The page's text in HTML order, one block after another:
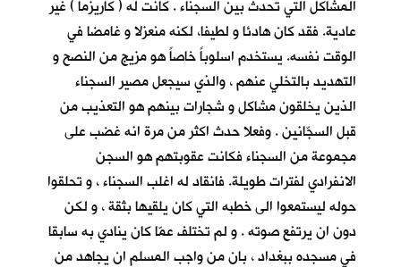
المشاكل التي تحدث بين السجناء . كانت له ( كاريزما ) غير
عادية. فقد كان هادئا و لطيفا، لكنه منعزلا و غامضا في
الوقت نفسه. يستخدم اسلوباً خاصاً هو مزيج من النصح و
التهديد بالتخلي عنهم ، والذي سيجعل مصير السجناء
الذين يخلقون مشاكل و شجارات بينهم هو التعذيب من
قبل السجّانين . وفعلا حدث اكثر من مرة انه غضب على
مجموعة من السجناء فكانت عقوبتهم هو السجن
الانفرادي لفترات طويلة. فانقاد له اغلب السجناء ، و تحلقوا
حوله ليستمعوا الى خطبه التي كان يلقيها بثقة ، و لكن
دون ان يرتفع صوته . و لم تختلف عمّا كان ينادي به سابقا
في مسجده ببغداد ، بان من واجب المسلم ان يجاهد من